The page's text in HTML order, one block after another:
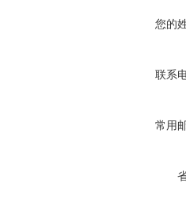
您的
联系
常用